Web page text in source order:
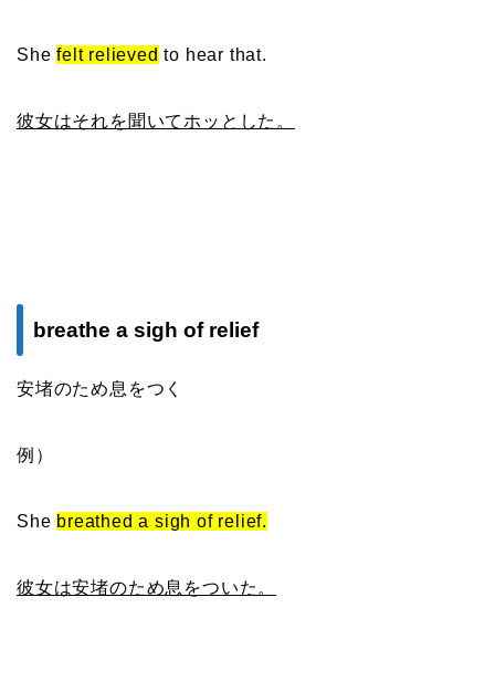
Shefelt relieved to hear that.
彼女はそれを聞いてホッとした。
breathe a sigh of relief
安堵のため息をつく
例）
She breathed a sigh of relief.
彼女は安堵のため息をついた。